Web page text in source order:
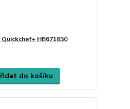
HB671830
do košíku